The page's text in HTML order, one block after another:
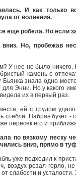
И как только
от волнения.
еще робела. Но если
Но, пробежав
У нее не было ничего.
камень с
знала одно
Энни. Но у какого
их в первый раз.
ей с трудом
стебли. Набрав букет
пересек его и
по вязкому песку
вниз, прямо в
уже подходил к
воздух резал горло,
слабости и